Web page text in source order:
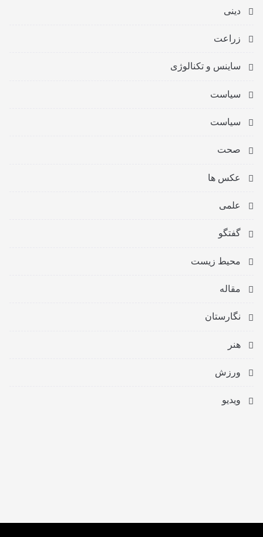
دینی
زراعت
ساینس و تکنالوژی
سیاست
سیاست
صحت
عکس ها
علمی
گفتگو
محیط زیست
مقاله
نگارستان
هنر
ورزش
ویدیو